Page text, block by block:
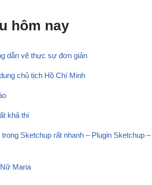
hôm nay
dẫn vẽ thực sự đơn giản
chủ tịch Hồ Chí Minh
khả thi
Sketchup rất nhanh – Plugin Sketchup –
Maria